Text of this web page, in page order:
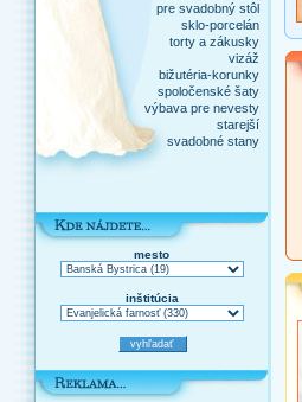
pre svadobný stôl
sklo-porcelán
torty a zákusky
vizáž
bižutéria-korunky
spoločenské šaty
výbava pre nevesty
starejší
svadobné stany
mesto
inštitúcia